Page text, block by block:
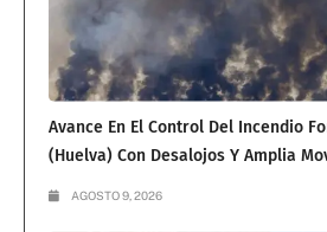
Avance En El Control Del Incendio
(Huelva) Con Desalojos Y Amplia
AGOSTO 9, 2026